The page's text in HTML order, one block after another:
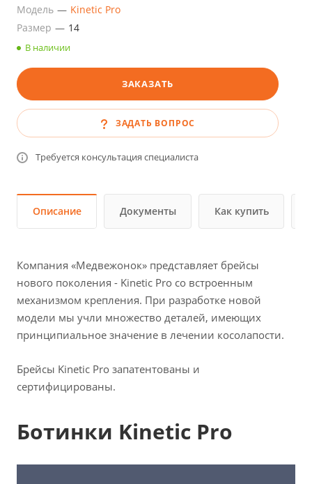
Модель — Kinetic Pro
Размер — 14
В наличии
ЗАКАЗАТЬ
ЗАДАТЬ ВОПРОС
Требуется консультация специалиста
Описание Документы Как купить
Компания «Медвежонок» представляет брейсы
нового поколения - Kinetic Pro со встроенным
механизмом крепления. При разработке новой
модели мы учли множество деталей, имеющих
принципиальное значение в лечении косолапости.
Брейсы Kinetic Pro запатентованы и
сертифицированы.
Ботинки Kinetic Pro